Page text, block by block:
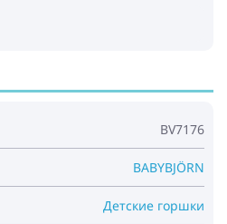
BV7176
BABYBJÖRN
Детские горшки